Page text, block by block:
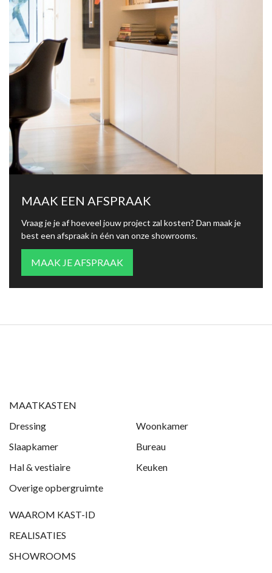
MAAK EEN AFSPRAAK
Vraag je je af hoeveel jouw project zal kosten? Dan maak je
best een afspraak in één van onze showrooms.
MAAK JE AFSPRAAK
MAATKASTEN
Dressing
Woonkamer
Slaapkamer
Bureau
Hal & vestiaire
Keuken
Overige opbergruimte
WAAROM KAST-ID
REALISATIES
SHOWROOMS